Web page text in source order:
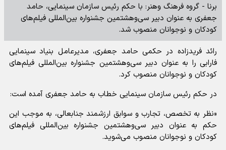
برنا - گروه فرهنگ وهنر: با حکم رئیس سازمان سینمایی، حامد
جعفری به عنوان دبیر سی‌وهشتمین جشنواره بین‌المللی فیلم‌های
کودکان و نوجوانان منصوب شد.
رائد فریدزاده در حکمی حامد جعفری، مدیرعامل بنیاد سینمایی
فارابی را به عنوان دبیر سی‌وهشتمین جشنواره بین‌المللی فیلم‌های
کودکان و نوجوانان منصوب کرد.
در حکم رئیس سازمان سینمایی خطاب به حامد جعفری آمده است:
«نظر به تخصص، تجارب و سوابق ارزشمند جنابعالی، به موجب این
حکم به عنوان دبیر سی‌وهشتمین جشنواره بین‌المللی فیلم‌های
کودکان و نوجوانان منصوب می‌شوید.